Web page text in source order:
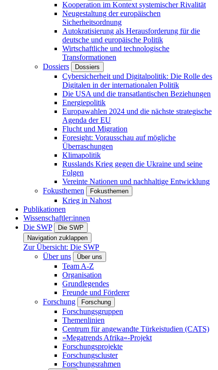
Kooperation im Kontext systemischer Rivalität
Neugestaltung der europäischen
Sicherheitsordnung
Autokratisierung als Herausforderung für die
deutsche und europäische Politik
Wirtschaftliche und technologische
Transformationen
Dossiers
Dossiers
Cybersicherheit und Digitalpolitik: Die Rolle des
Digitalen in der internationalen Politik
Die USA und die transatlantischen Beziehungen
Energiepolitik
Europawahlen 2024 und die nächste strategische
Agenda der EU
Flucht und Migration
Foresight: Vorausschau auf mögliche
Überraschungen
Klimapolitik
Russlands Krieg gegen die Ukraine und seine
Folgen
Vereinte Nationen und nachhaltige Entwicklung
Fokusthemen
Fokusthemen
Krieg in Nahost
Publikationen
Wissenschaftler:innen
Die SWP
Die SWP
Navigation zuklappen
Zur Übersicht: Die SWP
Über uns
Über uns
Team A-Z
Organisation
Grundlegendes
Freunde und Förderer
Forschung
Forschung
Forschungsgruppen
Themenlinien
Centrum für angewandte Türkeistudien (CATS)
»Megatrends Afrika«-Projekt
Forschungsprojekte
Forschungscluster
Forschungsrahmen